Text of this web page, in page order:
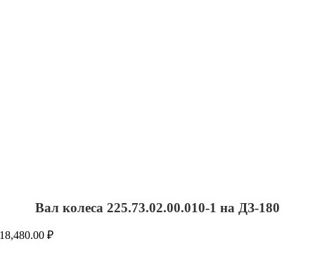
Вал колеса 225.73.02.00.010-1 на ДЗ-180
18,480.00₽